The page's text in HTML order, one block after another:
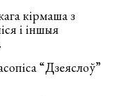
кірмаша з
і іншыя
“Дзеяслоў”